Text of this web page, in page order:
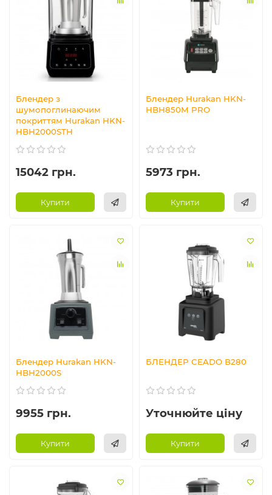
Блендер з
шумопоглинаючим
покриттям Hurakan HKN-
HBH2000STH
15042 грн.
Купити
Блендер Hurakan HKN-
HBH850M PRO
5973 грн.
Купити
Блендер Hurakan HKN-
HBH2000S
9955 грн.
Купити
БЛЕНДЕР CEADO В280
Уточнюйте ціну
Купити